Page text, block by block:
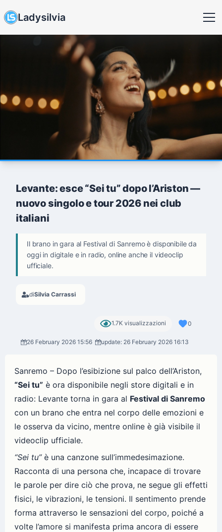
Ladysilvia
Levante: esce “Sei tu” dopo l’Ariston —
nuovo singolo e tour 2026 nei club
italiani
Il brano in gara al Festival di Sanremo è disponibile da
oggi in digitale e in radio, online anche il videoclip
ufficiale.
diSilvia Carrassi
1.7K visualizzazioni 0
26 February 2026 15:56 update: 26 February 2026 16:13
Sanremo – Dopo l’esibizione sul palco dell’Ariston,
“Sei tu” è ora disponibile negli store digitali e in
radio: Levante torna in gara al Festival di Sanremo
con un brano che entra nel corpo delle emozioni e
le osserva da vicino, mentre online è già visibile il
videoclip ufficiale.
“Sei tu”è una canzone sull’immedesimazione.
Racconta di una persona che, incapace di trovare
le parole per dire ciò che prova, ne segue gli effetti
fisici, le vibrazioni, le tensioni. Il sentimento prende
forma attraverso le sensazioni del corpo, poiché a
volte l’amore si manifesta prima ancora di essere